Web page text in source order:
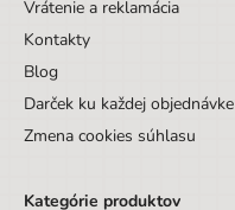
Vrátenie a reklamácia
Kontakty
Blog
Darček ku každej objednávke
Zmena cookies súhlasu
Kategórie produktov